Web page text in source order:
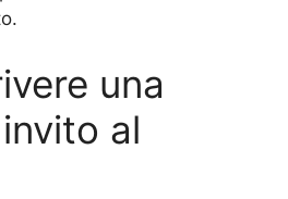
una
al